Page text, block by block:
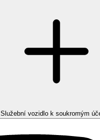
Služební vozidlo k soukromým